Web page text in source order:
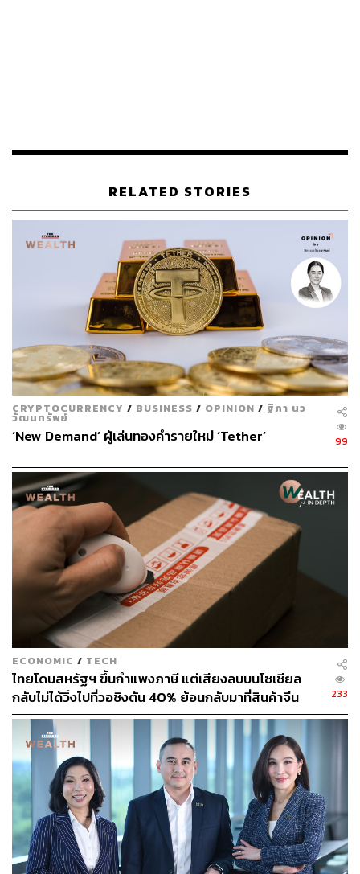
ช่วงที่เศรษฐกิจมีการฟื้นตัว ธุรกิจโรงรับจำนำจะได้รับ
ต้องการแหล่งเงินทุนที่เข้าถึงง่าย ในขณะที่ช่วงเศรษฐกิจ
ชะลอตัว การเติบโตธุรกิจก็จะชะลอตาม เพราะคนจะจำนำ
มาไถ่ถอน เพราะกังวลเรื่องภาระดอกเบี้ย
สำหรับปี 2568 ธุรกิจ Easy money เติบโตแข็งแกร่งอย่างต่อ
เนื่อง โดยมีปัจจัยสนับสนุนหลัก จากราคาทองที่ปรับสูงขึ้น
ตลอดทั้งปี ทำให้ได้กำไรจากส่วนต่างราคาทองของลูกค้า ใน
ช่วงระยะเวลาจำนำ 5 เดือน
ทั้งนี้ในระยะข้างหน้า คาดว่า ราคาทองจะปรับเพิ่มขึ้นอีก
จากกระแสภูมิรัฐศาสตร์ Dedollarization ที่ทั่วโลกลดการ
พึ่งพาดอลลาร์สหรัฐฯ อย่างไรก็ตาม ในช่วงที่ราคาทอง
ผันผวน บริษัทมีการจำกัดความเสี่ยง ด้วยการจำกัดวงเงิน ไม่
คนรุ่นใหม่ จำนำทอง ลงทุนคริปโต-ธุรกิจ
ทรัพย์สินที่คนไทยนิยมนำมาจำ 5 อันดับแรก มีดังนี้ 1.ทองคำ
2.เพชร 3.นาฬิกา 4.พระเครื่อง 5.กระเป๋าแบรนด์เนม ทั้งนี้ใน
ช่วงที่ผ่านมา นอกจากกลุ่ม sme ที่เป็นลูกค้าหลักแล้ว ยังเห็น
กระแสกลุ่มคนรุ่นใหม่ นำทองมาจำนำ เพื่อนำเงินสดไปลง
ทุนในคริปโตเคอเรนซี และต่อยอดไอเดียสร้างธุรกิจ สตาร์ท
อัปเป็นของตัวเองมากขึ้น
จ่อ IPO มั่นใจ สินเชื่อโตทะลุ 7 หมื่นล้าน
คาดว่าสิ้นปี 2568 จะมีพอร์ตสินเชื่อคงค้าง 28,000 ล้านบาท
เติบโต 35% เมื่อเทียบกับปีก่อนหน้า สำหรับปี 2569 ตั้งเป้ามี
พอร์ตสินเชื่อคงค้าง 40,000 ล้านบาท เติบโต 20% ทั้งนี้
ปัจจุบัน Easy money อยู่ระหว่างจัดทำบัญชี ให้ได้ตาม
มาตรฐาน ตลาดหลักทรัพย์แห่งประเทศไทย เพื่อเตรียมเสนอ
ขาย IPO ในอีก 3 ปีข้างหน้า ทั้งนี้คาดว่า ในช่วงเวลาดังกล่าว
RELATED STORIES
CRYPTOCURRENCY / BUSINESS / OPINION / ฐิภา นว
วัฒนทรัพย์
‘New Demand’ ผู้เล่นทองคำรายใหม่ ‘Tether’ 99
ECONOMIC / TECH
ไทยโดนสหรัฐฯ ขึ้นกำแพงภาษี แต่เสียงลบบนโซเชียล
กลับไม่ได้วิ่งไปที่วอชิงตัน 40% ย้อนกลับมาที่สินค้าจีน
ราคาถูกที่ทะลักจน SME ไทยสู้ไม่ไหว
233